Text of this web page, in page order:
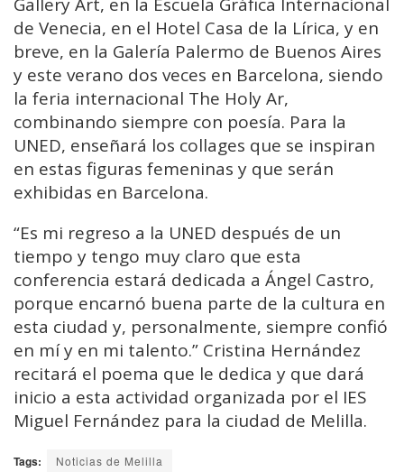
de Venecia, en el Hotel Casa de la Lírica, y en
breve, en la Galería Palermo de Buenos Aires
y este verano dos veces en Barcelona, siendo
la feria internacional The Holy Ar,
combinando siempre con poesía. Para la
UNED, enseñará los collages que se inspiran
en estas figuras femeninas y que serán
exhibidas en Barcelona.
“Es mi regreso a la UNED después de un
tiempo y tengo muy claro que esta
conferencia estará dedicada a Ángel Castro,
porque encarnó buena parte de la cultura en
esta ciudad y, personalmente, siempre confió
en mí y en mi talento.” Cristina Hernández
recitará el poema que le dedica y que dará
inicio a esta actividad organizada por el IES
Miguel Fernández para la ciudad de Melilla.
Tags: Noticias de Melilla